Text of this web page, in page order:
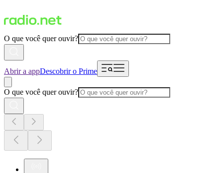
O que você quer ouvir?
Abrir a appDescobrir o Prime
O que você quer ouvir?